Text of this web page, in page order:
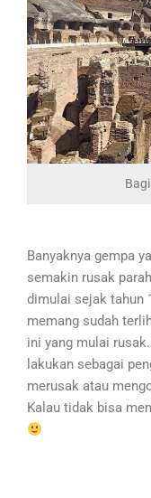
Banyaknya gempa
semakin rusak
dimulai sejak tahun
memang sudah
ini yang mulai
lakukan sebagai
merusak atau
Kalau tidak bisa